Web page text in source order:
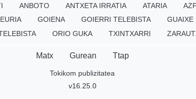
ANBOTO ANTXETA IRRATIA ATARIA
GOIENA GOIERRI TELEBISTA
GUAIXE
ORIO GUKA TXINTXARRI
Matx Gurean Ttap
Tokikom publizitatea
v16.25.0